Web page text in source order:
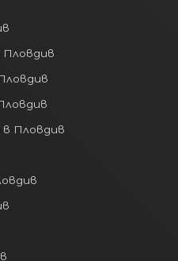
Пловдив
Пловдив